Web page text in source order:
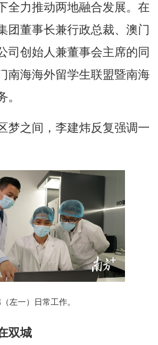
全力推动两地融合发展。在
团董事长兼行政总裁、澳门
司创始人兼董事会主席的同
南海海外留学生联盟暨南海
。
之间，李建炜反复强调一
左一）日常工作。
双城